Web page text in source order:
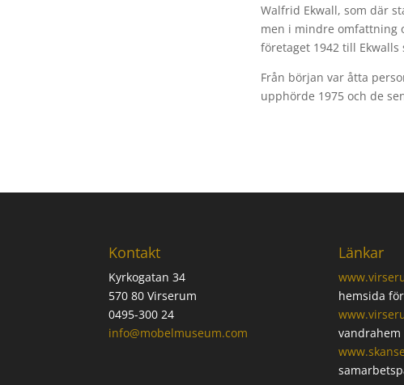
Walfrid Ekwall, som där
men i mindre omfattning
företaget 1942 till Ekwalls
Från början var åtta
upphörde 1975 och de
Kontakt
Kyrkogatan 34
570 80 Virserum
0495-300 24
info@mobelmuseum.com
Länkar
hemsida
vandrahem